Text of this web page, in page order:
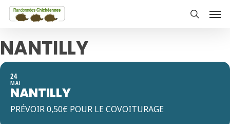
Skip
content
NANTILLY
24
MAI
NANTILLY
PRÉVOIR 0,50€ POUR LE COVOITURAGE